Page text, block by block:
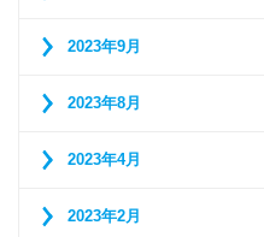
2023年9月
2023年8月
2023年4月
2023年2月